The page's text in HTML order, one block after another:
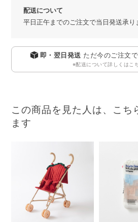
配送について
平日正午までのご注文で当日発送承り
即・翌日発送 ただ今のご注文で
※配送について詳しくはこ
この商品を見た人は、こち
ます